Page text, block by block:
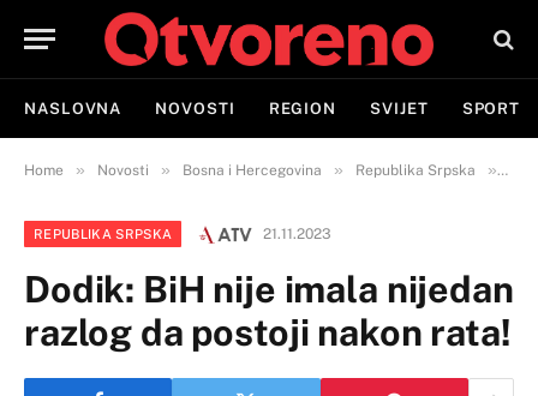
NASLOVNA NOVOSTI REGION SVIJET SPORT
Home » Novosti » Bosna i Hercegovina » Republika Srpska »
REPUBLIKA SRPSKA 21.11.2023
Dodik: BiH nije imala nijedan
razlog da postoji nakon rata!